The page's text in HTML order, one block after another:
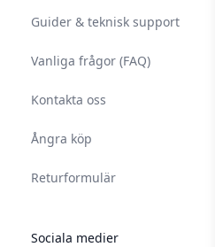
Guider & teknisk support
Vanliga frågor (FAQ)
Kontakta oss
Ångra köp
Returformulär
Sociala medier